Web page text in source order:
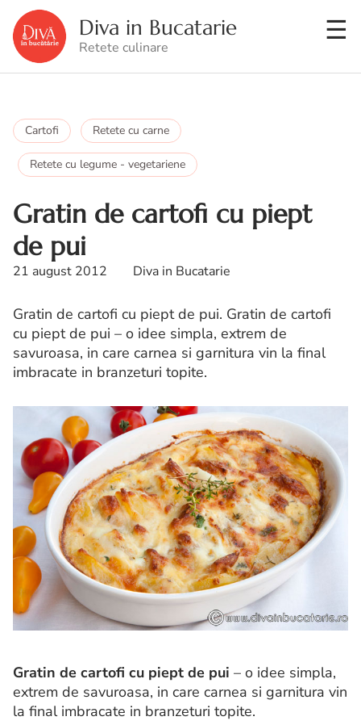
Diva in Bucatarie
Retete culinare
Cartofi Retete cu carne
Retete cu legume - vegetariene
Gratin de cartofi cu piept
de pui
21 august 2012 Diva in Bucatarie
Gratin de cartofi cu piept de pui. Gratin de cartofi
cu piept de pui – o idee simpla, extrem de
savuroasa, in care carnea si garnitura vin la final
imbracate in branzeturi topite.
Gratin de cartofi cu piept de pui – o idee simpla,
extrem de savuroasa, in care carnea si garnitura vin
la final imbracate in branzeturi topite.